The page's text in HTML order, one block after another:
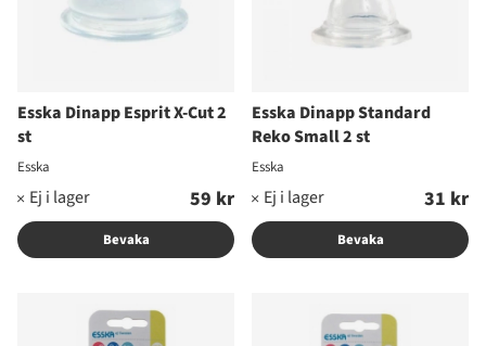
Esska Dinapp Esprit X-Cut 2
st
Esska
59 kr
Bevaka
Esska Dinapp Standard
Reko Small 2 st
Esska
31 kr
Bevaka